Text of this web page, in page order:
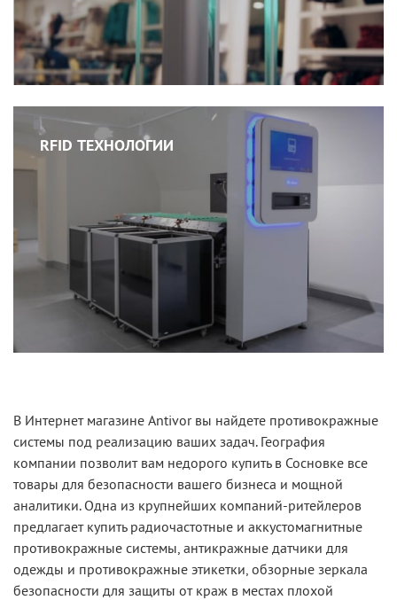
RFID ТЕХНОЛОГИИ
В Интернет магазине Antivor вы найдете противокражные
системы под реализацию ваших задач. География
компании позволит вам недорого купить в Сосновке все
товары для безопасности вашего бизнеса и мощной
аналитики. Одна из крупнейших компаний-ритейлеров
предлагает купить радиочастотные и аккустомагнитные
противокражные системы, антикражные датчики для
одежды и противокражные этикетки, обзорные зеркала
безопасности для защиты от краж в местах плохой